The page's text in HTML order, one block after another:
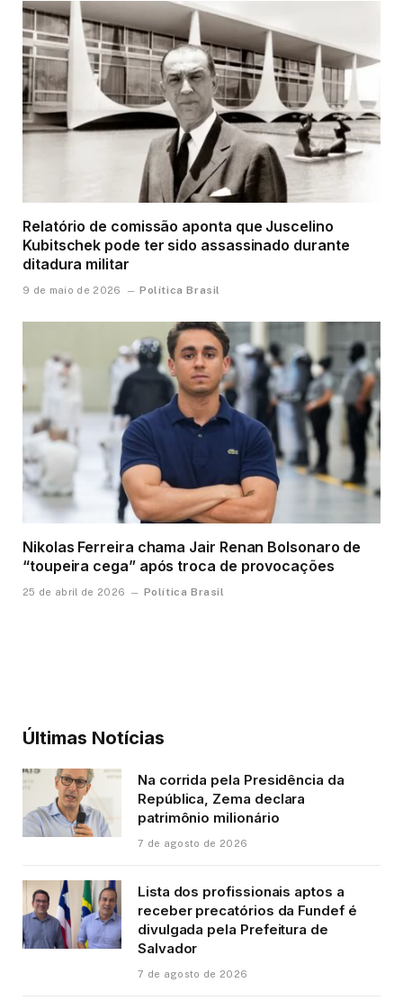
Relatório de comissão aponta que Juscelino
Kubitschek pode ter sido assassinado durante
ditadura militar
9 de maio de 2026 Política Brasil
Nikolas Ferreira chama Jair Renan Bolsonaro de
“toupeira cega” após troca de provocações
25 de abril de 2026 Política Brasil
Últimas Notícias
Na corrida pela Presidência da
República, Zema declara
patrimônio milionário
7 de agosto de 2026
Lista dos profissionais aptos a
receber precatórios da Fundef é
divulgada pela Prefeitura de
Salvador
7 de agosto de 2026